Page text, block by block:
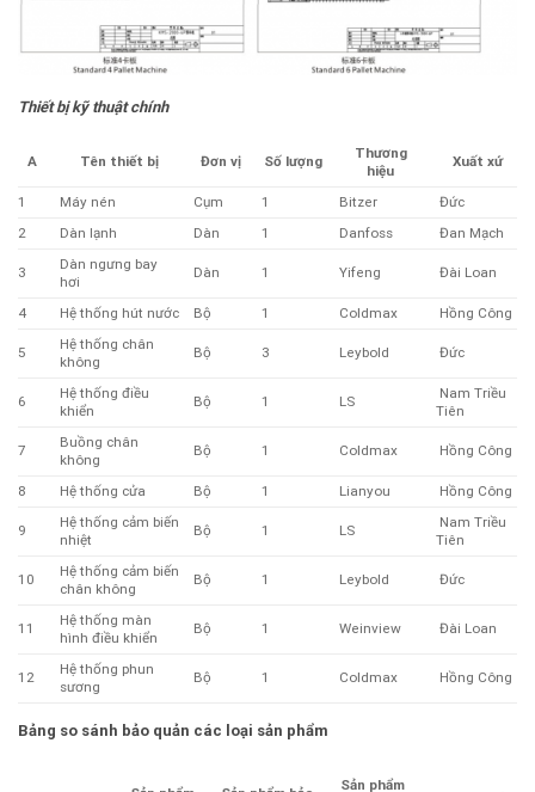
Thiết bị kỹ thuật chính
A Tên thiết bị Đơn vị Số lượng
Thương
hiệu
Xuất xứ
1 Máy nén Cụm 1 Bitzer
Đức
2
Dàn lạnh Dàn 1 Danfoss Đan Mạch
3
Dàn ngưng bay
hơi
Dàn 1 Yifeng Đài Loan
4 Hệ thống hút nước Bộ 1 Coldmax Hồng Công
5
Hệ thống chân
không
Bộ 3 Leybold Đức
6
Hệ thống điều
khiển
Bộ 1 LS
Nam Triều
Tiên
7
Buồng chân
không
Bộ 1 Coldmax Hồng Công
8 Hệ thống cửa Bộ 1 Lianyou Hồng Công
9
Hệ thống cảm biến
nhiệt
Bộ 1 LS
Nam Triều
Tiên
10
Hệ thống cảm biến
chân không
Bộ 1 Leybold Đức
11
Hệ thống màn
hình điều khiển
Bộ 1 Weinview Đài Loan
12
Hệ thống phun
sương
Bộ 1 Coldmax Hồng Công
Bảng so sánh bảo quản các loại sản phẩm
Sản phẩm